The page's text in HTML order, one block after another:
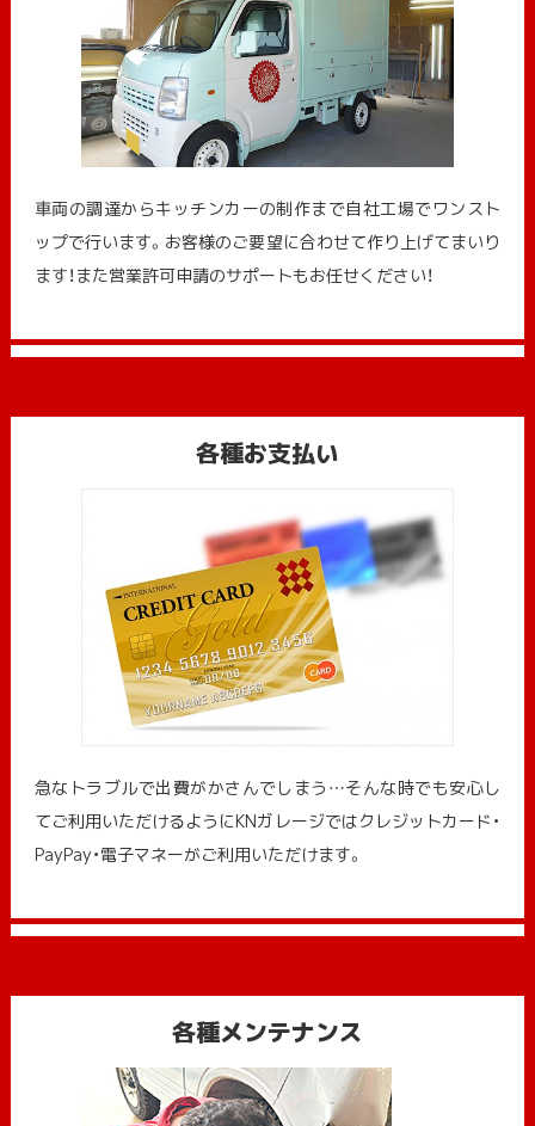
車両の調達からキッチンカーの制作まで自社工場でワンスト
ップで行います。お客様のご要望に合わせて作り上げてまいり
ます！また営業許可申請のサポートもお任せください！
各種お支払い
急なトラブルで出費がかさんでしまう…そんな時でも安心し
てご利用いただけるようにKNガレージではクレジットカード・
PayPay・電子マネーがご利用いただけます。
各種メンテナンス